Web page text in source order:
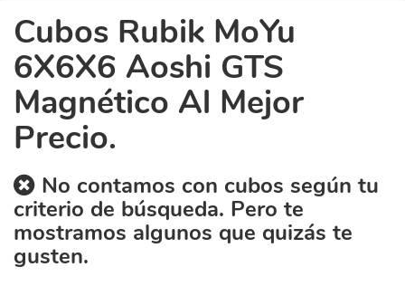
Cubos Rubik MoYu
6X6X6 Aoshi GTS
Magnético Al Mejor
Precio.
No contamos con cubos según tu
criterio de búsqueda. Pero te
mostramos algunos que quizás te
gusten.